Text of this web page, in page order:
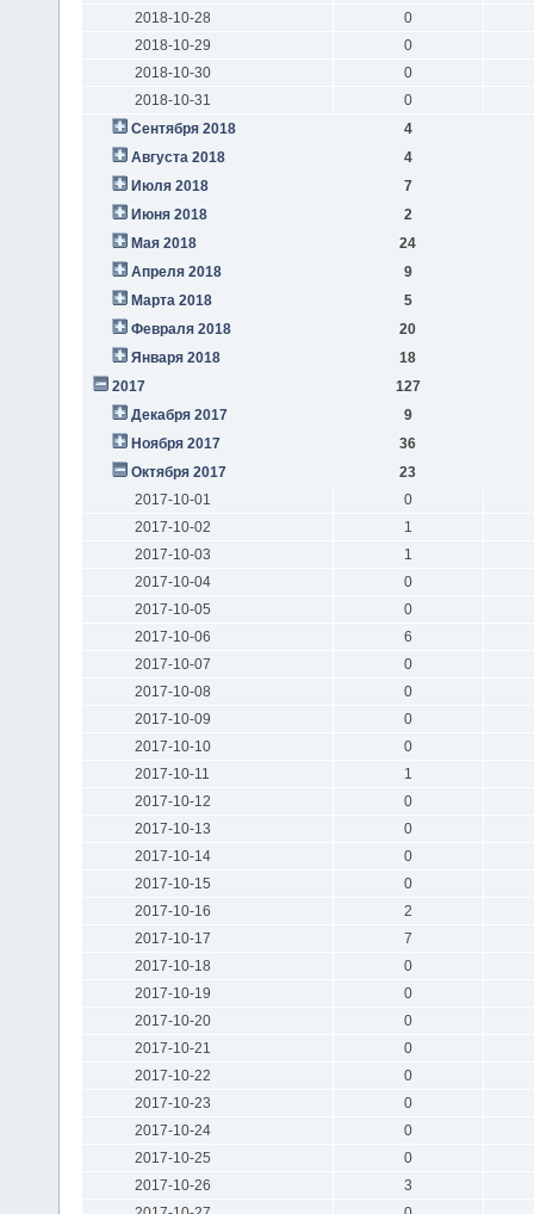
2018-10-28
0
2018-10-29
0
2018-10-30
0
2018-10-31
0
Сентября 2018
4
Августа 2018
4
Июля 2018
7
Июня 2018
2
Мая 2018
24
Апреля 2018
9
Марта 2018
5
Февраля 2018
20
Января 2018
18
2017
127
Декабря 2017
9
Ноября 2017
36
Октября 2017
23
2017-10-01
0
2017-10-02
1
2017-10-03
1
2017-10-04
0
2017-10-05
0
2017-10-06
6
2017-10-07
0
2017-10-08
0
2017-10-09
0
2017-10-10
0
2017-10-11
1
2017-10-12
0
2017-10-13
0
2017-10-14
0
2017-10-15
0
2017-10-16
2
2017-10-17
7
2017-10-18
0
2017-10-19
0
2017-10-20
0
2017-10-21
0
2017-10-22
0
2017-10-23
0
2017-10-24
0
2017-10-25
0
2017-10-26
3